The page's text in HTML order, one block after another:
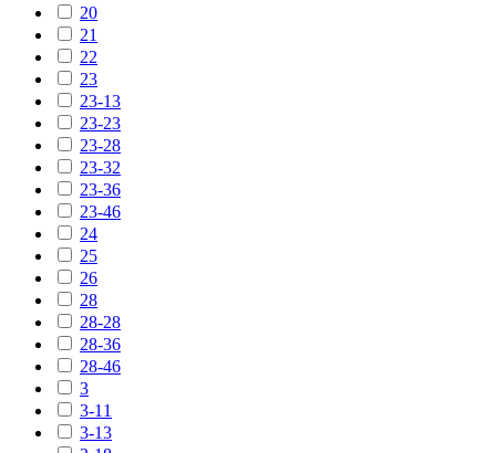
20
21
22
23
23-13
23-23
23-28
23-32
23-36
23-46
24
25
26
28
28-28
28-36
28-46
3
3-11
3-13